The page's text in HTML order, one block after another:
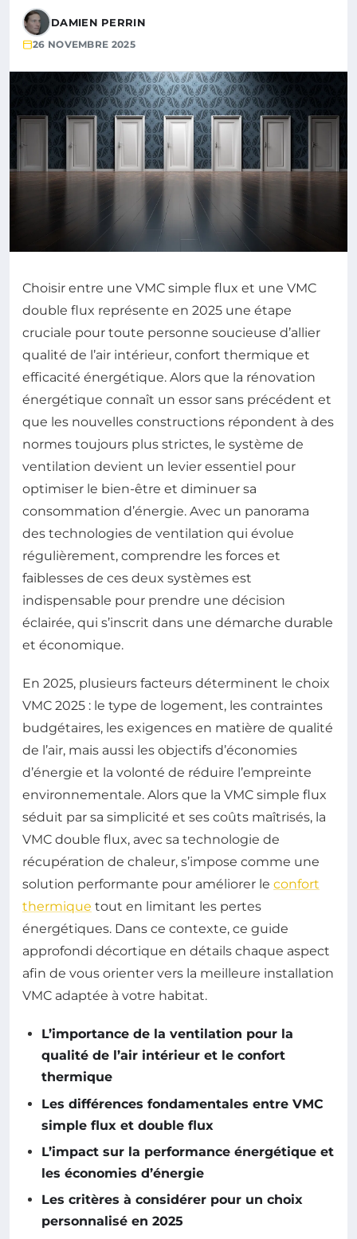
DAMIEN PERRIN
26 NOVEMBRE 2025
Choisir entre une VMC simple flux et une VMC
double flux représente en 2025 une étape
cruciale pour toute personne soucieuse d’allier
qualité de l’air intérieur, confort thermique et
efficacité énergétique. Alors que la rénovation
énergétique connaît un essor sans précédent et
que les nouvelles constructions répondent à des
normes toujours plus strictes, le système de
ventilation devient un levier essentiel pour
optimiser le bien-être et diminuer sa
consommation d’énergie. Avec un panorama
des technologies de ventilation qui évolue
régulièrement, comprendre les forces et
faiblesses de ces deux systèmes est
indispensable pour prendre une décision
éclairée, qui s’inscrit dans une démarche durable
et économique.
En 2025, plusieurs facteurs déterminent le choix
VMC 2025 : le type de logement, les contraintes
budgétaires, les exigences en matière de qualité
de l’air, mais aussi les objectifs d’économies
d’énergie et la volonté de réduire l’empreinte
environnementale. Alors que la VMC simple flux
séduit par sa simplicité et ses coûts maîtrisés, la
VMC double flux, avec sa technologie de
récupération de chaleur, s’impose comme une
solution performante pour améliorer le confort
thermique tout en limitant les pertes
énergétiques. Dans ce contexte, ce guide
approfondi décortique en détails chaque aspect
afin de vous orienter vers la meilleure installation
VMC adaptée à votre habitat.
L’importance de la ventilation pour la
qualité de l’air intérieur et le confort
thermique
Les différences fondamentales entre VMC
simple flux et double flux
L’impact sur la performance énergétique et
les économies d’énergie
Les critères à considérer pour un choix
personnalisé en 2025